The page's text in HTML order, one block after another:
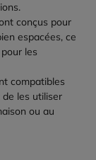
conçus pour
espacées, ce
les
compatibles
de les utiliser
ou au